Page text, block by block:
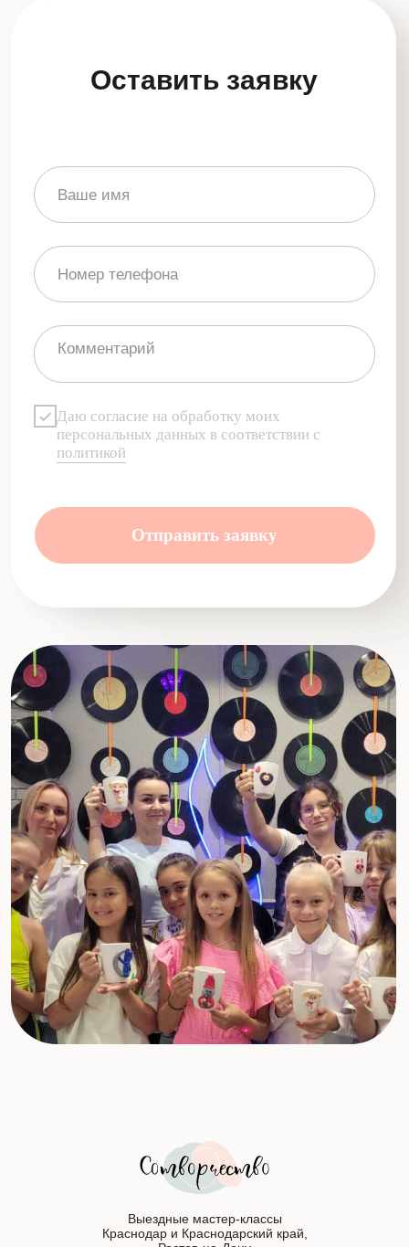
Выездные мастер-классы
Краснодар и Краснодарский край,